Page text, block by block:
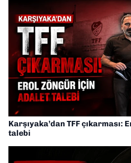
Karşıyaka’dan TFF
talebi